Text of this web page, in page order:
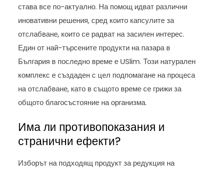
става все по-актуално. На помощ идват различни
иновативни решения, сред които капсулите за
отслабване, които се радват на засилен интерес.
Един от най-търсените продукти на пазара в
България в последно време е USlim. Този натурален
комплекс е създаден с цел подпомагане на процеса
на отслабване, като в същото време се грижи за
общото благосъстояние на организма.
Има ли противопоказания и
странични ефекти?
Изборът на подходящ продукт за редукция на